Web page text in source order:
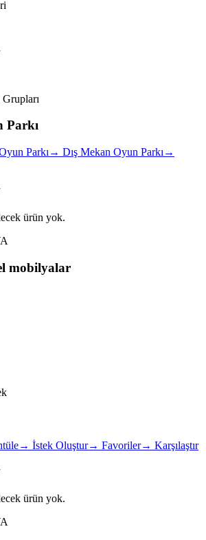
Parkı
Parkı → Dış Mekan Oyun Parkı →
ürün yok.
mobilyalar
→ İstek Oluştur→ Favoriler→ Karşılaştır
ürün yok.